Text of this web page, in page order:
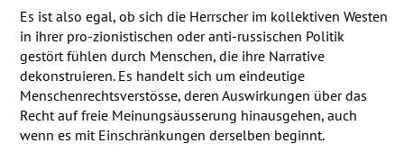
Es ist also egal, ob sich die Herrscher im kollektiven Westen
in ihrer pro-zionistischen oder anti-russischen Politik
gestört fühlen durch Menschen, die ihre Narrative
dekonstruieren. Es handelt sich um eindeutige
Menschenrechtsverstösse, deren Auswirkungen über das
Recht auf freie Meinungs­äusserung hinausgehen, auch
wenn es mit Einschränkungen derselben beginnt.